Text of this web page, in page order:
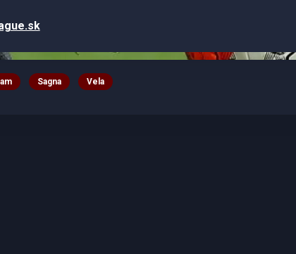
Sagna Vela